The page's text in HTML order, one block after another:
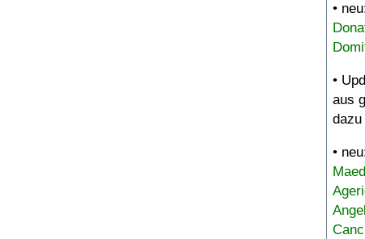
•
•
aus
dazu
•